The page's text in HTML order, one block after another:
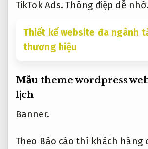
TikTok Ads. Thông điệp dễ nhớ.
Thiết kế website đa ngành
thương hiệu
Mẫu theme wordpress
lịch
Banner.
Theo Báo cáo thì khách hàng